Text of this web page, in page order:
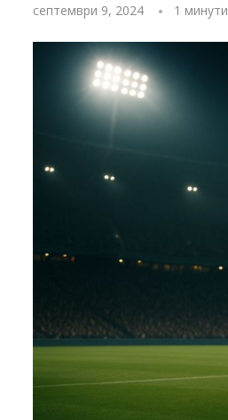
септември 9, 2024 1